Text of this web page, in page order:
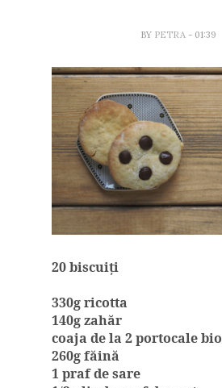
BY PETRA - 01:39
20 biscuiţi
330g ricotta
140g zahăr
coaja de la 2 portocale bio
260g făină
1 praf de sare